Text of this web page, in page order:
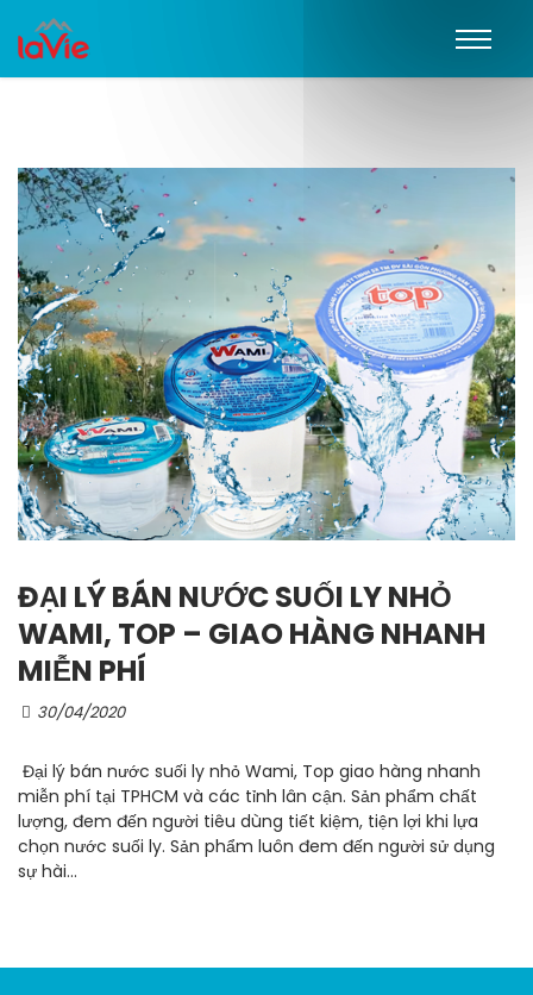
ĐẠI LÝ BÁN NƯỚC SUỐI LY NHỎ
WAMI, TOP – GIAO HÀNG NHANH
MIỄN PHÍ
30/04/2020
Đại lý bán nước suối ly nhỏ Wami, Top giao hàng nhanh
miễn phí tại TPHCM và các tỉnh lân cận. Sản phẩm chất
lượng, đem đến người tiêu dùng tiết kiệm, tiện lợi khi lựa
chọn nước suối ly. Sản phẩm luôn đem đến người sử dụng
sự hài...